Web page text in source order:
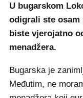
U bugarskom
odigrali ste osam
biste vjerojatno
menadžera.
Bugarska je
Međutim, ne